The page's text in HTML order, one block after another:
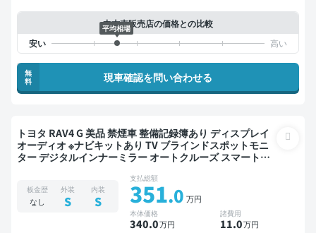
中古車販売店の価格との比較
平均相場
無
料
現車確認を問い合わせる
トヨタ RAV4 G 美品 禁煙車 整備記録簿あり ディスプレイ
オーディオ ※ナビキットあり TV ブラインドスポットモニ
ター デジタルインナーミラー オートクルーズ スマートキ
カメラ ドライブレコーダー 衝突軽減
板金歴
なし
外装
S
内装
S
支払総額
351.0 万円
本体価格
340.0万円
諸費用
11.0万円